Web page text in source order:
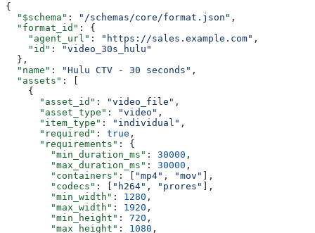
{
  "$schema"
: "/schemas/core/format.json" ,
  "format_id"
: {
    "agent_url"
: "https://sales.example.com" ,
    "id"
:
"video_30s_hulu"
  },
  "name"
: "Hulu CTV - 30 seconds" ,
  "assets"
: [
    {
      "asset_id"
: "video_file" ,
      "asset_type"
: "video" ,
      "item_type"
: "individual" ,
      "required"
: true ,
      "requirements"
: {
        "min_duration_ms"
: 30000 ,
        "max_duration_ms"
: 30000 ,
        "containers"
: [ "mp4" , "mov" ],
        "codecs"
: [ "h264" , "prores" ],
        "min_width"
: 1280 ,
        "max_width"
: 1920 ,
        "min_height"
: 720 ,
        "max_height"
: 1080 ,